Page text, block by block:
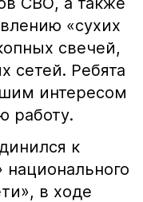
«сухих
свечей,
сетей. Ребята
интересом
работу.
к
в ходе